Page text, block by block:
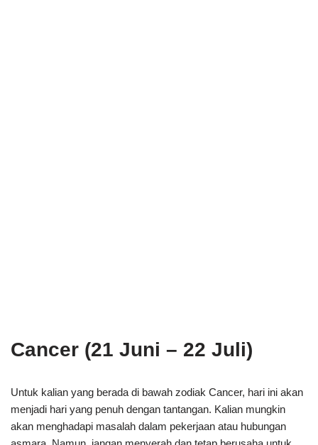
Cancer (21 Juni – 22 Juli)
Untuk kalian yang berada di bawah zodiak Cancer, hari ini akan
menjadi hari yang penuh dengan tantangan. Kalian mungkin
akan menghadapi masalah dalam pekerjaan atau hubungan